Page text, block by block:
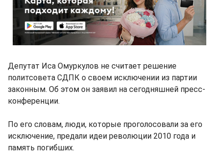
Депутат Иса Омуркулов не считает решение
политсовета СДПК о своем исключении из партии
законным. Об этом он заявил на сегодняшней пресс-
конференции.
По его словам, люди, которые проголосовали за его
исключение, предали идеи революции 2010 года и
память погибших.